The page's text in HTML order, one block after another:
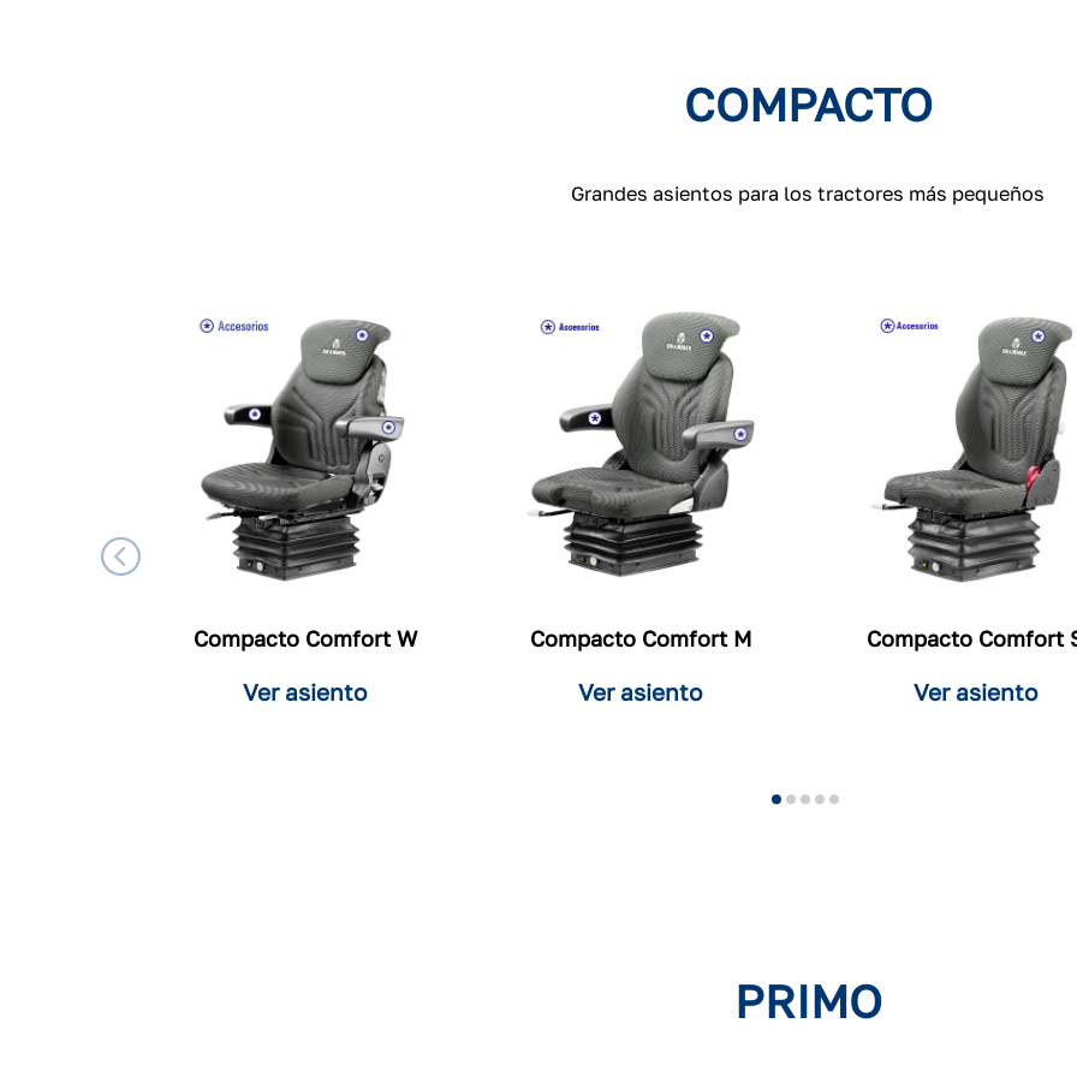
COMPACTO
Grandes asientos para los tractores más pequeños
Compacto Comfort W
Ver asiento
Compacto Comfort M
Ver asiento
Compacto Comfort
Ver asiento
PRIMO